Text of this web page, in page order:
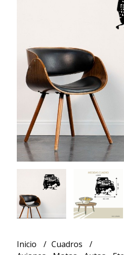
Inicio
Cuadros